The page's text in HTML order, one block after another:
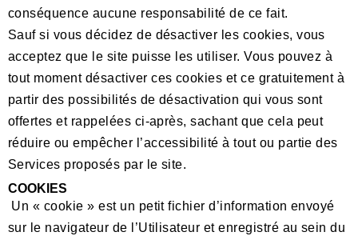
conséquence aucune responsabilité de ce fait.
Sauf si vous décidez de désactiver les cookies, vous
acceptez que le site puisse les utiliser. Vous pouvez à
tout moment désactiver ces cookies et ce gratuitement à
partir des possibilités de désactivation qui vous sont
offertes et rappelées ci-après, sachant que cela peut
réduire ou empêcher l’accessibilité à tout ou partie des
Services proposés par le site.
COOKIES
Un « cookie » est un petit fichier d’information envoyé
sur le navigateur de l’Utilisateur et enregistré au sein du